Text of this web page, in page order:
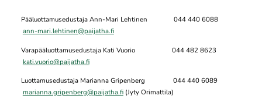
Pääluottamusedustaja Ann-Mari Lehtinen 044 440 6088
ann-mari.lehtinen@paijatha.fi
Varapääluottamusedustaja Kati Vuorio 044 482 8623
kati.vuorio@paijatha.fi
Luottamusedustaja Marianna Gripenberg 044 440 6089
marianna.gripenberg@paijatha.fi(Jyty Orimattila)